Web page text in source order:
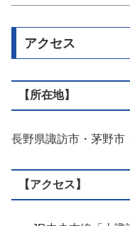
アクセス
【所在地】
長野県諏訪市・茅野市
【アクセス】